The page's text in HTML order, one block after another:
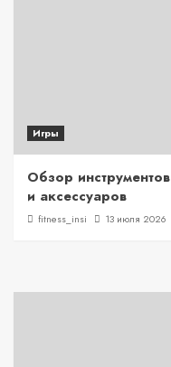
Игры
Обзор инструментов
и аксессуаров
fitness_insi 13 июля 2026